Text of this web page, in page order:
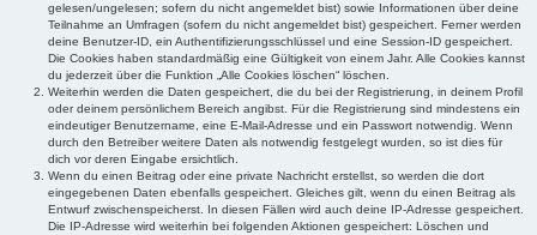
gelesen/ungelesen; sofern du nicht angemeldet bist) sowie Informationen über deine
Teilnahme an Umfragen (sofern du nicht angemeldet bist) gespeichert. Ferner werden
deine Benutzer-ID, ein Authentifizierungsschlüssel und eine Session-ID gespeichert.
Die Cookies haben standardmäßig eine Gültigkeit von einem Jahr. Alle Cookies kannst
du jederzeit über die Funktion „Alle Cookies löschen“ löschen.
Weiterhin werden die Daten gespeichert, die du bei der Registrierung, in deinem Profil
oder deinem persönlichem Bereich angibst. Für die Registrierung sind mindestens ein
eindeutiger Benutzername, eine E-Mail-Adresse und ein Passwort notwendig. Wenn
durch den Betreiber weitere Daten als notwendig festgelegt wurden, so ist dies für
dich vor deren Eingabe ersichtlich.
Wenn du einen Beitrag oder eine private Nachricht erstellst, so werden die dort
eingegebenen Daten ebenfalls gespeichert. Gleiches gilt, wenn du einen Beitrag als
Entwurf zwischenspeicherst. In diesen Fällen wird auch deine IP-Adresse gespeichert.
Die IP-Adresse wird weiterhin bei folgenden Aktionen gespeichert: Löschen und